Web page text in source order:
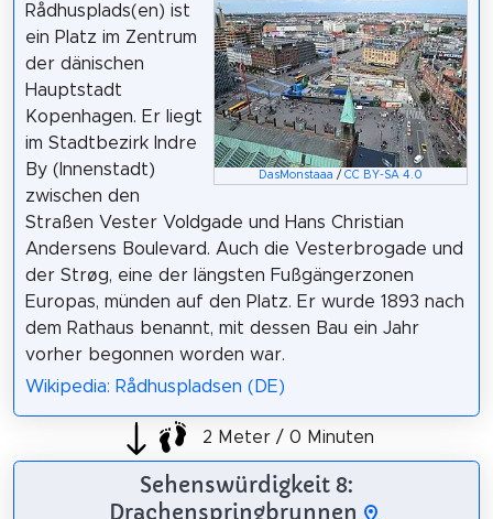
DasMonstaaa /CC BY-SA 4.0
Rådhusplads(en) ist
ein Platz im Zentrum
der dänischen
Hauptstadt
Kopenhagen. Er liegt
im Stadtbezirk Indre
By (Innenstadt)
zwischen den
Straßen Vester Voldgade und Hans Christian
Andersens Boulevard. Auch die Vesterbrogade und
der Strøg, eine der längsten Fußgängerzonen
Europas, münden auf den Platz. Er wurde 1893 nach
dem Rathaus benannt, mit dessen Bau ein Jahr
vorher begonnen worden war.
Wikipedia: Rådhuspladsen (DE)
2 Meter / 0 Minuten
Sehenswürdigkeit 8:
Drachenspringbrunnen